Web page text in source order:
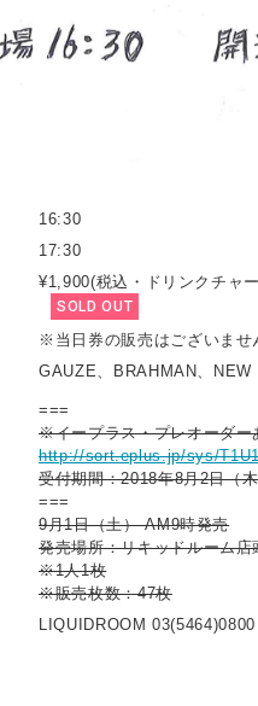
16:30
17:30
¥1,900(税込・ドリンクチャ
SOLD OUT
※当日券の販売はございませ
GAUZE、BRAHMAN、NEW
===
※イープラス・プレオーダー
http://sort.eplus.jp/sys/
受付期間：2018年8月2日（
===
9月1日（土） AM9時発売
発売場所：リキッドルーム店
※1人1枚
※販売枚数：47枚
LIQUIDROOM 03(5464)0800